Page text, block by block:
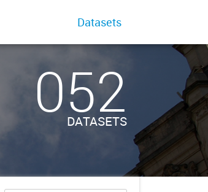
Datasets
052
DATASETS